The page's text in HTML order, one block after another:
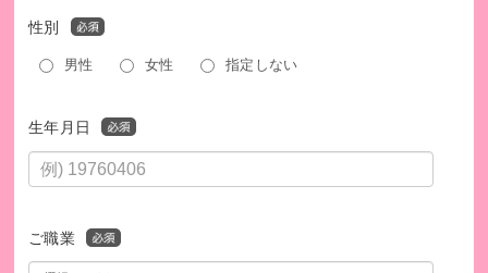
性別
男性 女性 指定しない
生年月日
ご職業